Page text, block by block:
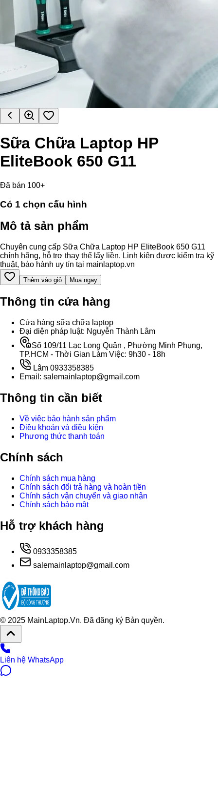
Sữa Chữa Laptop HP
EliteBook 650 G11
Đã bán 100+
Có 1 chọn cấu hình
Mô tả sản phẩm
Chuyên cung cấp Sữa Chữa Laptop HP EliteBook 650 G11
chính hãng, hỗ trợ thay thế lấy liền. Linh kiện được kiểm tra kỹ
thuật, bảo hành uy tín tại mainlaptop.vn
Thêm vào giỏ Mua ngay
Thông tin cửa hàng
Cửa hàng sữa chữa laptop
Đại diện pháp luật: Nguyễn Thành Lâm
Số 109/11 Lạc Long Quân , Phường Minh Phụng,
TP.HCM - Thời Gian Làm Việc: 9h30 - 18h
Lâm 0933358385
Email: salemainlaptop@gmail.com
Thông tin cần biết
Về việc bảo hành sản phẩm
Điều khoản và điều kiện
Phương thức thanh toán
Chính sách
Chính sách mua hàng
Chính sách đổi trả hàng và hoàn tiền
Chính sách vận chuyển và giao nhận
Chính sách bảo mật
Hỗ trợ khách hàng
0933358385
salemainlaptop@gmail.com
© 2025 MainLaptop.Vn. Đã đăng ký Bản quyền.
Liên hệ WhatsApp